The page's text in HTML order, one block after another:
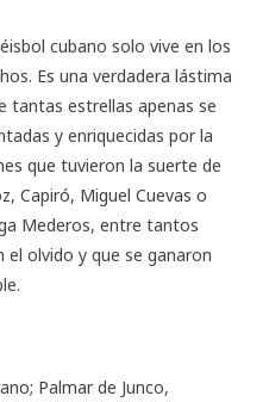
cubano solo vive en los
Es una verdadera lástima
tantas estrellas apenas se
y enriquecidas por la
que tuvieron la suerte de
Capiró, Miguel Cuevas o
Mederos, entre tantos
el olvido y que se ganaron
Palmar de Junco,